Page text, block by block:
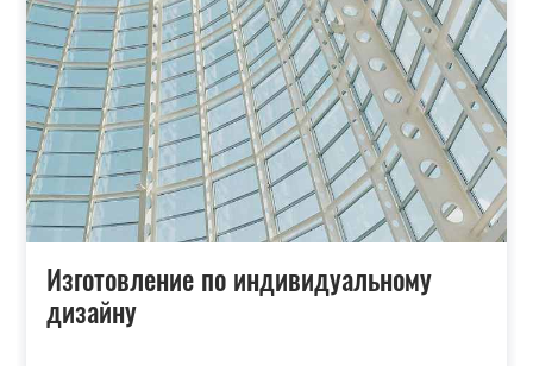
Изготовление по индивидуальному
дизайну